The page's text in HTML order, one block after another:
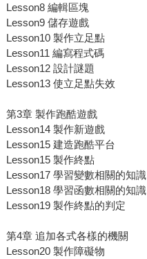
Lesson8 編輯區塊
Lesson9 儲存遊戲
Lesson10 製作立足點
Lesson11 編寫程式碼
Lesson12 設計謎題
Lesson13 使立足點失效
第3章 製作跑酷遊戲
Lesson14 製作新遊戲
Lesson15 建造跑酷平台
Lesson15 製作終點
Lesson17 學習變數相關的知識
Lesson18 學習函數相關的知識
Lesson19 製作終點的判定
第4章 追加各式各樣的機關
Lesson20 製作障礙物